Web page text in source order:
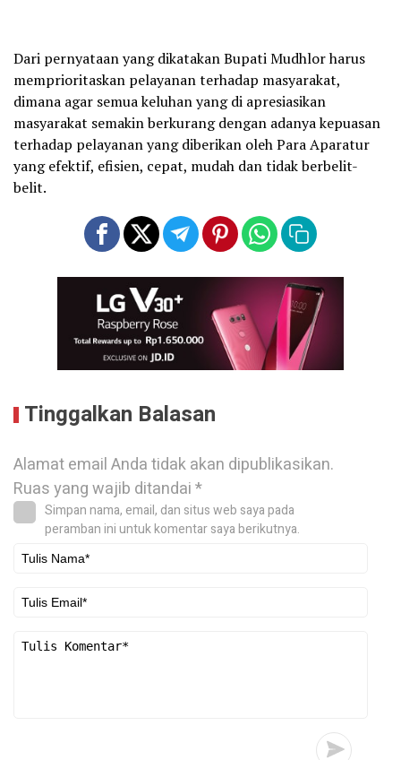
Dari pernyataan yang dikatakan Bupati Mudhlor harus
memprioritaskan pelayanan terhadap masyarakat,
dimana agar semua keluhan yang di apresiasikan
masyarakat semakin berkurang dengan adanya kepuasan
terhadap pelayanan yang diberikan oleh Para Aparatur
yang efektif, efisien, cepat, mudah dan tidak berbelit-
belit.
Tinggalkan Balasan
Alamat email Anda tidak akan dipublikasikan.
Ruas yang wajib ditandai*
Simpan nama, email, dan situs web saya pada
peramban ini untuk komentar saya berikutnya.